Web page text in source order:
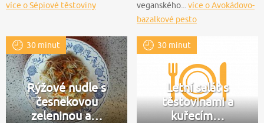
více o Sépiové těstoviny
veganského...více o Avokádovo-
bazalkové pesto
30 minut
Rýžové nudle s
česnekovou
zeleninou a…
30 minut
Letní salát s
těstovinami a
kuřecím…